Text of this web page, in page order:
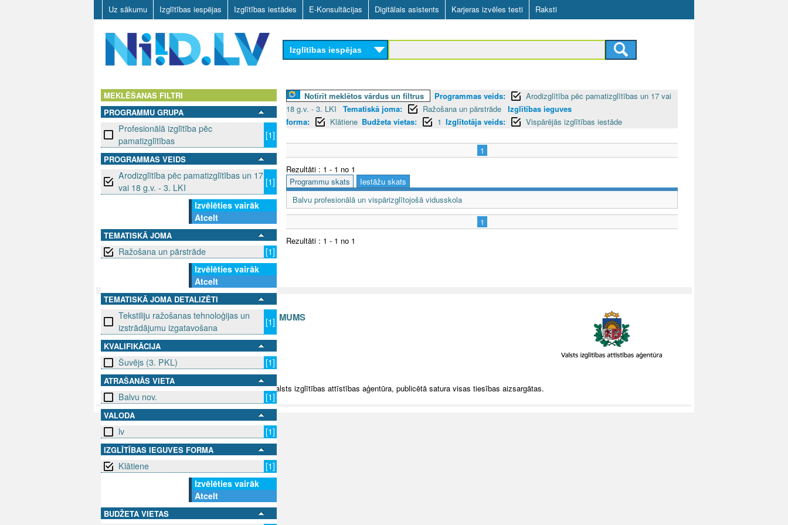
Skip
to
main
content
Uz sākumu Izglītības iespējas Izglītības iestādes E-Konsultācijas Digitālais asistents Karjeras izvēles testi Raksti
D
L
Izglītības iespējas
MEKLĒŠANAS FILTRI
PROGRAMMU GRUPA
Profesionālā izglītība pēc
pamatizglītības
[1]
PROGRAMMAS VEIDS
Arodizglītība pēc pamatizglītības un 17
vai 18 g.v. - 3. LKI
[1]
Izvēlēties vairāk
Atcelt
TEMATISKĀ JOMA
Ražošana un pārstrāde
[1]
Izvēlēties vairāk
Atcelt
TEMATISKĀ JOMA DETALIZĒTI
Tekstiliju ražošanas tehnoloģijas un
izstrādājumu izgatavošana
[1]
KVALIFIKĀCIJA
Šuvējs (3. PKL) [1]
ATRAŠANĀS VIETA
Balvu nov. [1]
VALODA
lv [1]
IZGLĪTĪBAS IEGUVES FORMA
Klātiene
[1]
Izvēlēties vairāk
Atcelt
BUDŽETA VIETAS
Notīrīt meklētos vārdus un filtrus Programmas veids:
Arodizglītība pēc pamatizglītības un 17 vai
18 g.v. - 3. LKI
Tematiskā joma: Ražošana un pārstrāde Izglītības ieguves
forma:
Klātiene Budžeta vietas: 1 Izglītotāja veids: Vispārējās izglītības iestāde
1
Rezultāti : 1 - 1 no 1
Programmu skats
Iestāžu skats
Balvu profesionālā un vispārizglītojošā vidusskola
1
Rezultāti : 1 - 1 no 1
SEKO MUMS SAZINIES AR MUMS
info@niid.lv
© 2025 Valsts izglītības attīstības aģentūra, publicētā satura visas tiesības aizsargātas.